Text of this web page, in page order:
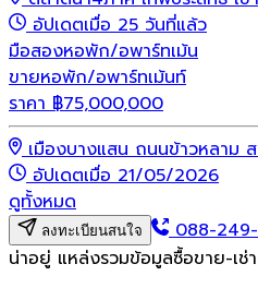
อัปเดตเมื่อ 25 วันที่แล้ว
มือสองหอพัก/อพาร์ทเม้น
ขายหอพัก/อพาร์ทเม้นท์
ราคา ฿75,000,000
เมืองบางแสน ถนนข้าวหลาม
อัปเดตเมื่อ 21/05/2026
ดูทั้งหมด
ลงทะเบียนสนใจ 088-
น่าอยู่ แหล่งรวมข้อมูลซื้อขาย-เช่